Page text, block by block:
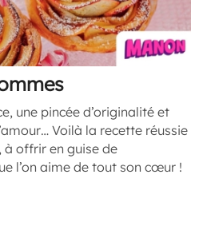
une pincée d’originalité et
Voilà la recette réussie
à offrir en guise de
l’on aime de tout son cœur !